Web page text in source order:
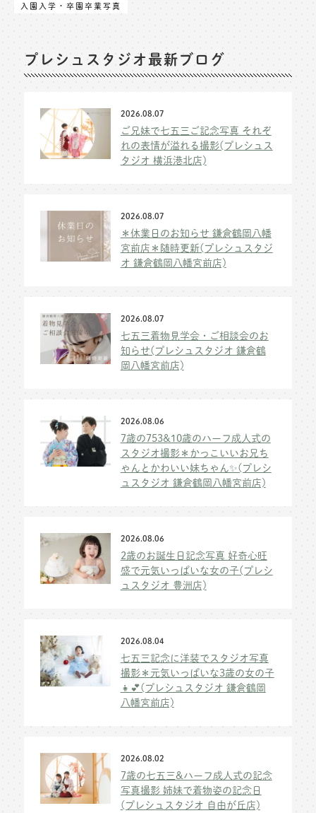
入園入学・卒園卒業写真
プレシュスタジオ最新ブログ
2026.08.07
ご兄妹で七五三ご記念写真 それぞ
れの表情が溢れる撮影(プレシュス
タジオ 横浜港北店)
2026.08.07
＊休業日のお知らせ 鎌倉鶴岡八幡
宮前店＊随時更新(プレシュスタジ
オ 鎌倉鶴岡八幡宮前店)
2026.08.07
七五三着物見学会・ご相談会のお
知らせ(プレシュスタジオ 鎌倉鶴
岡八幡宮前店)
2026.08.06
7歳の753&10歳のハーフ成人式の
スタジオ撮影＊かっこいいお兄ち
ゃんとかわいい妹ちゃん✨(プレシ
ュスタジオ 鎌倉鶴岡八幡宮前店)
2026.08.06
2歳のお誕生日記念写真 好奇心旺
盛で元気いっぱいな女の子(プレシ
ュスタジオ 豊洲店)
2026.08.04
七五三記念に洋装でスタジオ写真
撮影＊元気いっぱいな3歳の女の子
👧💕(プレシュスタジオ 鎌倉鶴岡
八幡宮前店)
2026.08.02
7歳の七五三&ハーフ成人式の記念
写真撮影 姉妹で着物姿の記念日
(プレシュスタジオ 自由が丘店)